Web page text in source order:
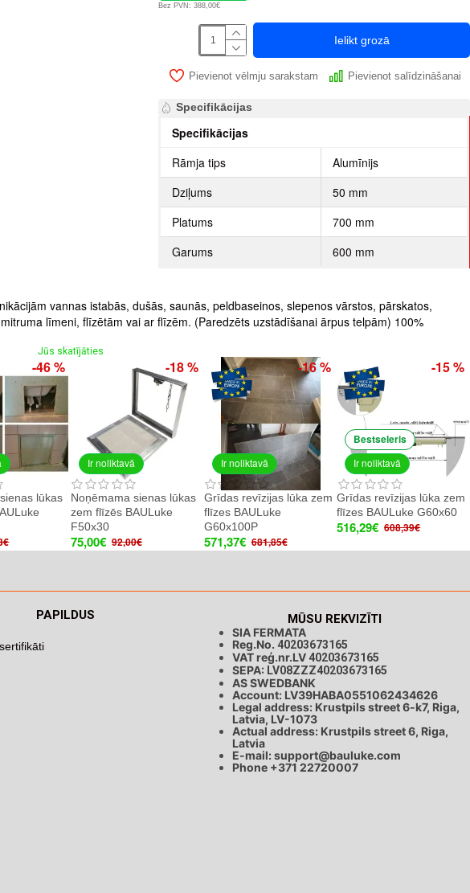
Bez PVN: 388,00€
Ielikt grozā
Pievienot vēlmju sarakstam Pievienot salīdzināšanai
Specifikācijas
Specifikācijas
Rāmja tips
Alumīnijs
Dziļums
50 mm
Platums
700 mm
Garums
600 mm
vannas istabās, dušās, saunās, peldbaseinos, slepenos vārstos, pārskatos,
līmeni, flīzētām vai ar flīzēm. (Paredzēts uzstādīšanai ārpus telpām) 100%
Jūs skatījāties
-46 %
lūkas
Ir noliktavā
-18 %
Noņēmama sienas lūkas
zem flīzēs BAULuke
F50x30
75,00€ 92,00€
Ir noliktavā
-16 %
Grīdas revīzijas lūka zem
flīzes BAULuke
G60x100P
571,37€ 681,85€
Ir noliktavā
Bestseleris
-15 %
Grīdas revīzijas lūka zem
flīzes BAULuke G60x60
516,29€ 608,39€
PAPILDUS MŪSU REKVIZĪTI
SIA FERMATA
Reg.No. 40203673165
VAT reģ.nr.LV 40203673165
SEPA: LV08ZZZ40203673165
AS SWEDBANK
Account: LV39HABA0551062434626
Legal address: Krustpils street 6-k7, Riga,
Latvia, LV-1073
Actual address: Krustpils street 6, Riga,
Latvia
E-mail:support@bauluke.com
Phone +371 22720007